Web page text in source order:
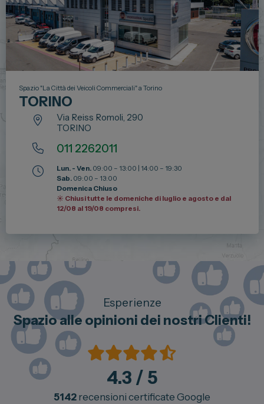
Spazio "La Città dei Veicoli Commerciali" a Torino
TORINO
Via Reiss Romoli, 290
TORINO
011 2262011
Lun. - Ven. 09:00 – 13:00 | 14:00 – 19:30
Sab. 09:00 – 13:00
Domenica Chiuso
☀️ Chiusi tutte le domeniche di luglio e agosto e dal
12/08 al 19/08 compresi.
Esperienze
Spazio alle opinioni dei nostri Clienti!
4.3 / 5
5142recensioni certificate Google